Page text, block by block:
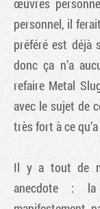
personnel, il
préféré est déjà
donc ça n’a
refaire Metal
avec le sujet de
très fort à ce
Il y a tout de
anecdote : la